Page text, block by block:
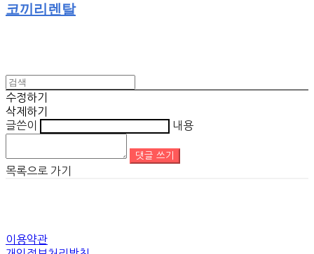
코끼리렌탈
수정하기
삭제하기
글쓴이
내용
댓글 쓰기
목록으로 가기
이용약관